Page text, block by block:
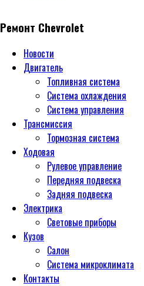
Ремонт Chevrolet
Новости
Двигатель
Топливная система
Система охлаждения
Система управления
Трансмиссия
Тормозная система
Ходовая
Рулевое управление
Передняя подвеска
Задняя подвеска
Электрика
Световые приборы
Кузов
Салон
Система микроклимата
Контакты